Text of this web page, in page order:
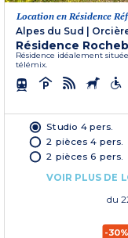
Location en Résidence
Alpes du Sud
Résidence
Résidence idéalement
télémix.
Studio 4 pers.
2 pièces 4 pers.
2 pièces 6 pers.
VOIR PLUS DE
du
-30%